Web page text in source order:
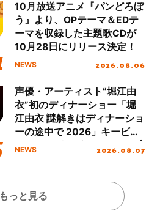
10月放送アニメ『パンどろぼ
う』より、OPテーマ＆EDテ
ーマを収録した主題歌CDが
10月28日にリリース決定！
NEWS 2026.08.06
声優・アーティスト“堀江由
衣”初のディナーショー「堀
江由衣 謎解きはディナーショ
ーの途中で 2026」キービジ
ュアル＆グッズラインナップ
NEWS 2026.08.07
もっと見る